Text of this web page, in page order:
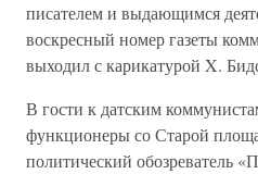
писателем и выдающимся
воскресный номер газеты
выходил с карикатурой X.
В гости к датским
функционеры со Старой
политический обозреватель